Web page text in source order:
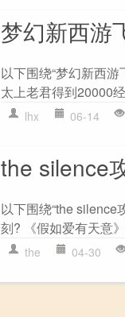
梦幻新西游
以下围绕“梦幻新西
太上老君得到20000
lhx 06-14
the silence
以下围绕“the silence
刻? 《假如爱有天意
the 04-30